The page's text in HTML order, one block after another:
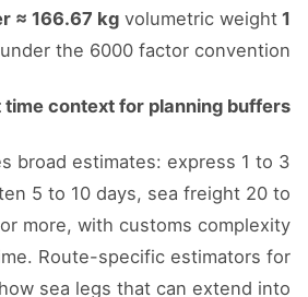
volumetric weight
under the 6000 factor convention.
time context for planning buffers
broad estimates: express 1 to 3
5 to 10 days, sea freight 20 to
or more, with customs complexity
Route-specific estimators for
sea legs that can extend into